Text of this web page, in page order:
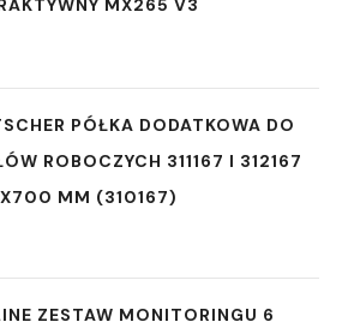
MX265 V3
PÓŁKA DODATKOWA DO
ROBOCZYCH 311167 I 312167
MM (310167)
ZESTAW MONITORINGU 6